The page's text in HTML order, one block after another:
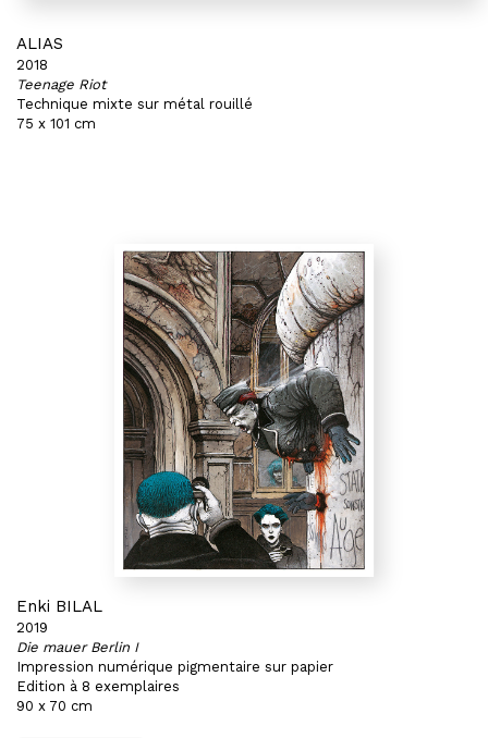
ALIAS
2018
Teenage Riot
Technique mixte sur métal rouillé
75 x 101 cm
Enki BILAL
2019
Die mauer Berlin I
Impression numérique pigmentaire sur papier
Edition à 8 exemplaires
90 x 70 cm